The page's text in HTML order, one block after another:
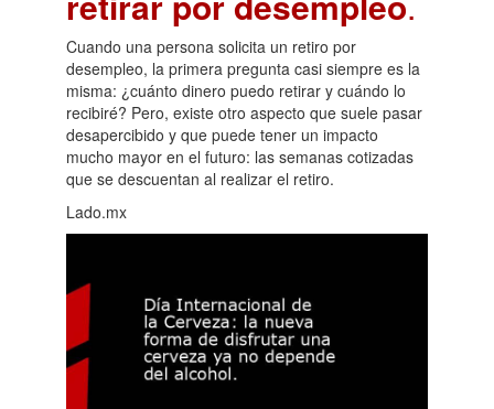
Cuando una persona solicita un retiro por
desempleo, la primera pregunta casi siempre es la
misma: ¿cuánto dinero puedo retirar y cuándo lo
recibiré? Pero, existe otro aspecto que suele pasar
desapercibido y que puede tener un impacto
mucho mayor en el futuro: las semanas cotizadas
que se descuentan al realizar el retiro.
Lado.mx